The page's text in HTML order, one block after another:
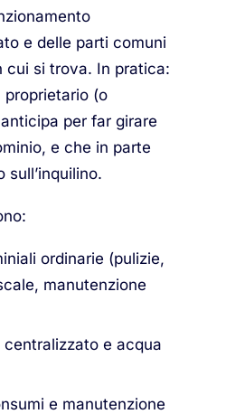
e delle parti comuni
cui si trova. In pratica:
(o
per far girare
e che in parte
sull’inquilino.
ordinarie (pulizie,
manutenzione
e acqua
e manutenzione